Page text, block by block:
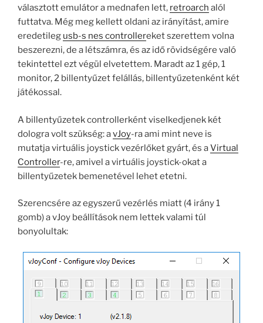
választott emulátor a mednafen lett, retroarch alól
futtatva. Még meg kellett oldani az irányítást, amire
eredetileg usb-s nes controllereket szerettem volna
beszerezni, de a létszámra, és az idő rövidségére való
tekintettel ezt végül elvetettem. Maradt az 1 gép, 1
monitor, 2 billentyűzet felállás, billentyűzetenként két
játékossal.
A billentyűzetek controllerként viselkedjenek két
dologra volt szükség: avJoy-ra ami mint neve is
mutatja virtuális joystick vezérlőket gyárt, és aVirtual
Controller-re, amivel a virtuális joystick-okat a
billentyűzetek bemenetével lehet etetni.
Szerencsére az egyszerű vezérlés miatt (4 irány 1
gomb) a vJoy beállítások nem lettek valami túl
bonyolultak: